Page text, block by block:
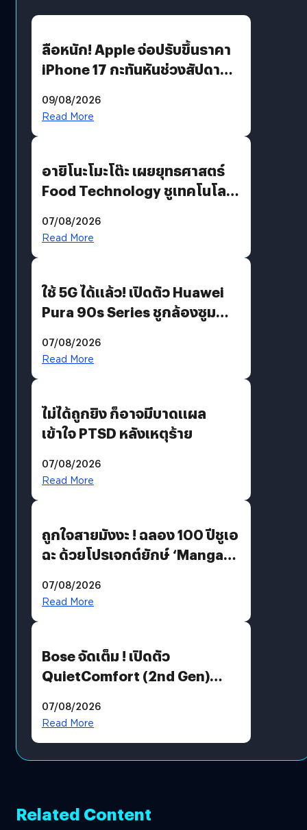
ลือหนัก! Apple จ่อปรับขึ้นราคา
iPhone 17 กะทันหันช่วงสัปดาห์ที่
09/08/2026
Read More
อายิโนะโมะโต๊ะ เผยยุทธศาสตร์
Food Technology ชูเทคโนโลยี
บริโภคและ B2B
07/08/2026
Read More
ใช้ 5G ได้แล้ว! เปิดตัว Huawei
Pura 90s Series ชูกล้องซูม
07/08/2026
Read More
ไม่ได้ถูกยิง ก็อาจมีบาดแผล
เข้าใจ PTSD หลังเหตุร้าย
07/08/2026
Read More
ถูกใจสายมังงะ ! ฉลอง 100 ปีชูเอ
ฉะ ด้วยโปรเจกต์ยักษ์ ‘Manga
มีภาษาไทยด้วย
07/08/2026
Read More
Bose จัดเต็ม ! เปิดตัว
QuietComfort (2nd Gen)
07/08/2026
Read More
Related Content